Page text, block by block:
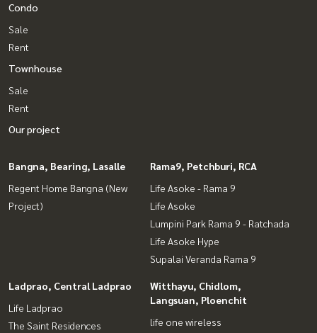
Condo
Sale
Rent
Townhouse
Sale
Rent
Our project
Bangna, Bearing, Lasalle
Regent Home Bangna (New
Project)
Rama9, Petchburi, RCA
Life Asoke - Rama 9
Life Asoke
Lumpini Park Rama 9 - Ratchada
Life Asoke Hype
Supalai Veranda Rama 9
Ladprao, Central Ladprao
Life Ladprao
The Saint Residences
Witthayu, Chidlom,
Langsuan, Ploenchit
life one wireless